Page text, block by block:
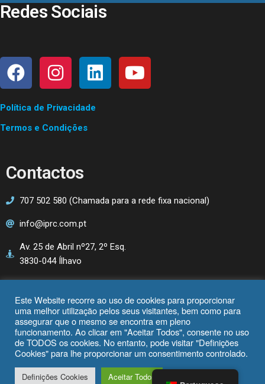
Redes Sociais
Política de Privacidade
Termos e Condições
Contactos
707 502 580 (Chamada para a rede fixa nacional)
info@iprc.com.pt
Av. 25 de Abril nº27, 2º Esq.
3830-044 Ílhavo
Este Website recorre ao uso de cookies para proporcionar
uma melhor utilização pelos seus visitantes, bem como para
assegurar que o mesmo se encontra em pleno
funcionamento. Ao clicar em "Aceitar Todos", consente no uso
de TODOS os cookies. No entanto, pode visitar "Definições
Cookies" para lhe proporcionar um consentimento controlado.
Definições Cookies Aceitar Todos